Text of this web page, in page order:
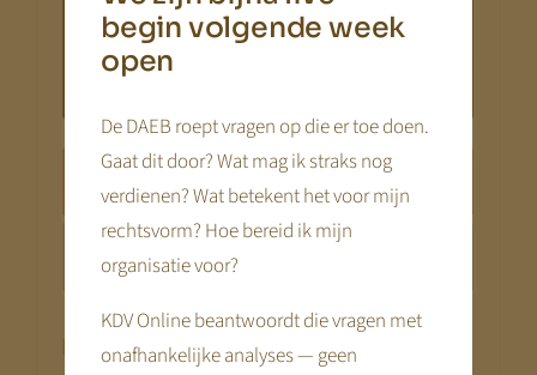
Invoer van gegevens
begin volgende week
open
De DAEB roept vragen op die er toe doen.
Gaat dit door? Wat mag ik straks nog
verdienen? Wat betekent het voor mijn
rechtsvorm? Hoe bereid ik mijn
organisatie voor?
KDV Online beantwoordt die vragen met
onafhankelijke analyses — geen